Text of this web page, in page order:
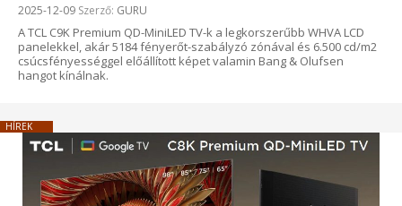
Beküldve:
2025-12-09 Szerző: GURU
A TCL C9K Premium QD-MiniLED TV-k a legkorszerűbb WHVA LCD
panelekkel, akár 5184 fényerőt-szabályzó zónával és 6.500 cd/m2
csúcsfényességgel előállított képet valamin Bang & Olufsen
hangot kínálnak.
HÍREK